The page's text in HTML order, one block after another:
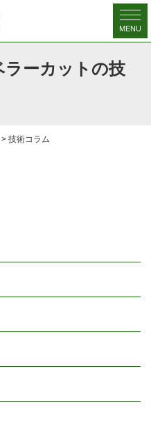
MENU
ラーカットの技
> 技術コラム